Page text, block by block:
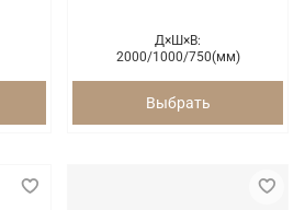
Д×Ш×В:
2000/1000/750(мм)
Выбрать